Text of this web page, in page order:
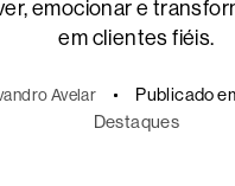
emocionar e
em clientes fiéis.
Avelar Publicado
Destaques